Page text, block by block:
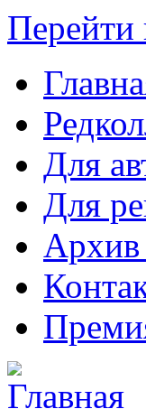
Для
Для
Архив